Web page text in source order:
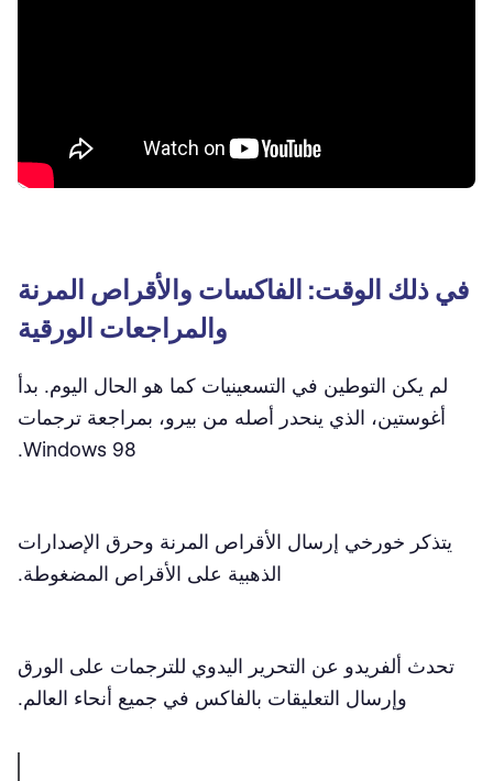
في ذلك الوقت: الفاكسات والأقراص المرنة
والمراجعات الورقية
لم يكن التوطين في التسعينيات كما هو الحال اليوم. بدأ
أغوستين، الذي ينحدر أصله من بيرو، بمراجعة ترجمات
Windows 98.
يتذكر خورخي إرسال الأقراص المرنة وحرق الإصدارات
الذهبية على الأقراص المضغوطة.
تحدث ألفريدو عن التحرير اليدوي للترجمات على الورق
وإرسال التعليقات بالفاكس في جميع أنحاء العالم.